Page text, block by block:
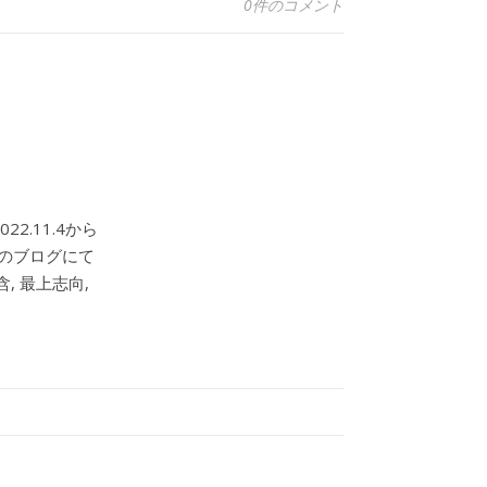
0件のコメント
から
ブログにて
, 最上志向,